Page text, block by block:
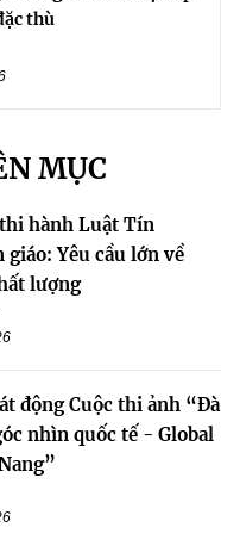
thù
MỤC
hành Luật Tín
Yêu cầu lớn về
lượng
động Cuộc thi ảnh “Đà
nhìn quốc tế - Global